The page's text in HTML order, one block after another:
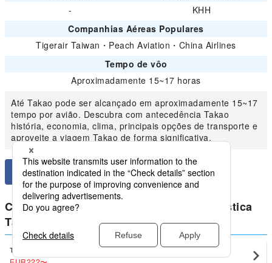
-
KHH
Companhias Aéreas Populares
Tigerair Taiwan ・ Peach Aviation ・ China Airlines
Tempo de vôo
Aproximadamente 15~17 horas
Até Takao pode ser alcançado em aproximadamente 15~17
tempo por avião. Descubra com antecedência Takao
história, economia, clima, principais opções de transporte e
aproveite a viagem Takao de forma significativa.
Compare preços mais baixos para doméstica
Taiwan de Takao
Taipei